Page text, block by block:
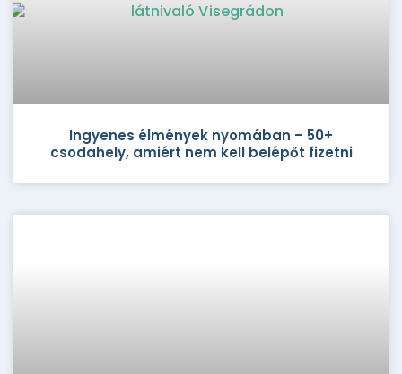
Ingyenes élmények nyomában – 50+
csodahely, amiért nem kell belépőt fizetni